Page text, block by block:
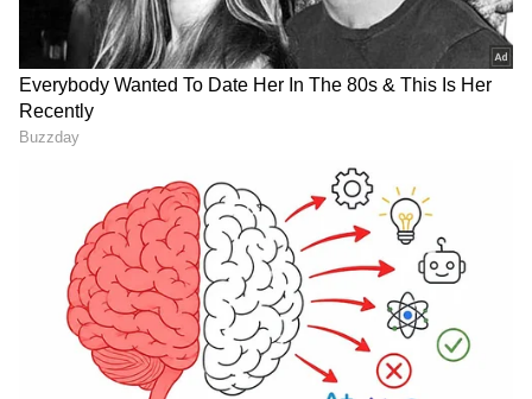
மேலும் இந்த விஷயத்தில் தனது கருத்தை
தெரிவித்துள்ள மதத் தலைவர் ஒருவர் "ஒரு
நபரின் தனிப்பட்ட வாழ்க்கைக்கு எதிராக
மேற்கொள்ளப்பட்ட இந்த கொடூர செயல்
கண்டிக்கத்தக்க செயல்" என்று கண்டனம்
செய்துள்ளார். ஆப்பிரிக்காவில் Gay